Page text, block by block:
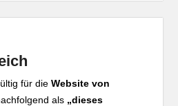
für dieWebsite von
als „dieses